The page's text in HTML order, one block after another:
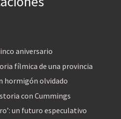
aniversario
fílmica de una provincia
hormigón olvidado
con Cummings
un futuro especulativo